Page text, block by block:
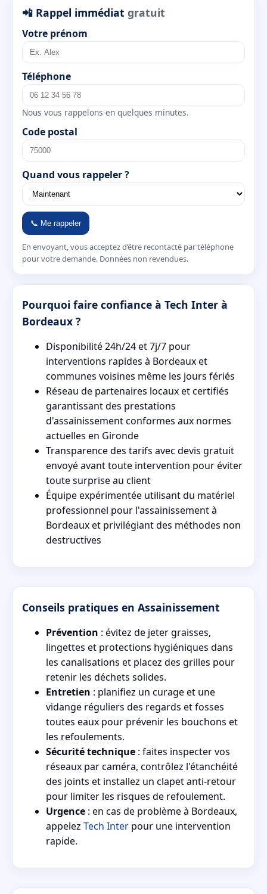
📲 Rappel immédiat gratuit
Votre prénom
Téléphone
Nous vous rappelons en quelques minutes.
Code postal
Quand vous rappeler ?
📞 Me rappeler
En envoyant, vous acceptez d’être recontacté par téléphone
pour votre demande. Données non revendues.
Pourquoi faire confiance à Tech Inter à
Bordeaux ?
Disponibilité 24h/24 et 7j/7 pour
interventions rapides à Bordeaux et
communes voisines même les jours fériés
Réseau de partenaires locaux et certifiés
garantissant des prestations
d'assainissement conformes aux normes
actuelles en Gironde
Transparence des tarifs avec devis gratuit
envoyé avant toute intervention pour éviter
toute surprise au client
Équipe expérimentée utilisant du matériel
professionnel pour l'assainissement à
Bordeaux et privilégiant des méthodes non
destructives
Conseils pratiques en Assainissement
Prévention : évitez de jeter graisses,
lingettes et protections hygiéniques dans
les canalisations et placez des grilles pour
retenir les déchets solides.
Entretien : planifiez un curage et une
vidange réguliers des regards et fosses
toutes eaux pour prévenir les bouchons et
les refoulements.
Sécurité technique : faites inspecter vos
réseaux par caméra, contrôlez l'étanchéité
des joints et installez un clapet anti-retour
pour limiter les risques de refoulement.
Urgence : en cas de problème à Bordeaux,
appelez Tech Inter pour une intervention
rapide.